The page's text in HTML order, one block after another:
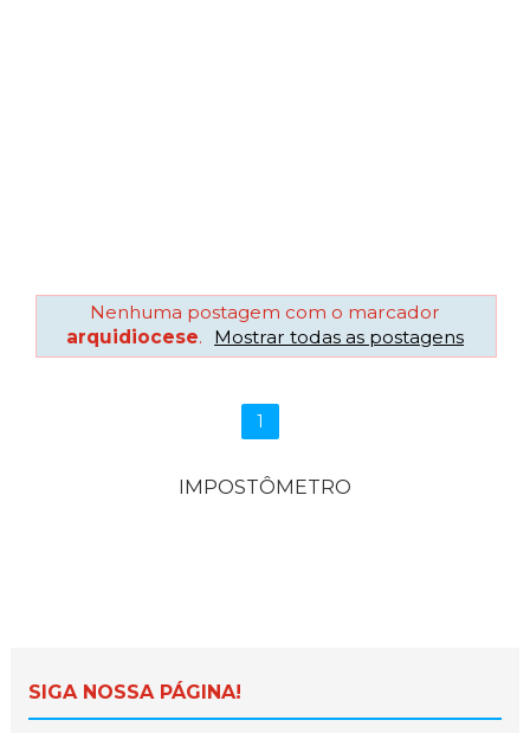
Nenhuma postagem com o marcador
arquidiocese. Mostrar todas as postagens
1
IMPOSTÔMETRO
SIGA NOSSA PÁGINA!